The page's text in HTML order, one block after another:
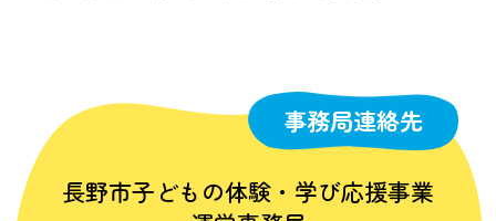
事務局連絡先
長野市子どもの体験・学び応援事業